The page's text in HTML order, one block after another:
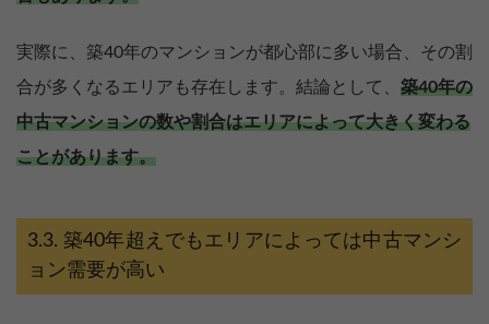
実際に、築40年のマンションが都心部に多い場合、その割
合が多くなるエリアも存在します。結論として、 築40年の
中古マンションの数や割合はエリアによって大きく変わる
ことがあります。
築40年超えでもエリアによっては中古マンシ
ョン需要が高い